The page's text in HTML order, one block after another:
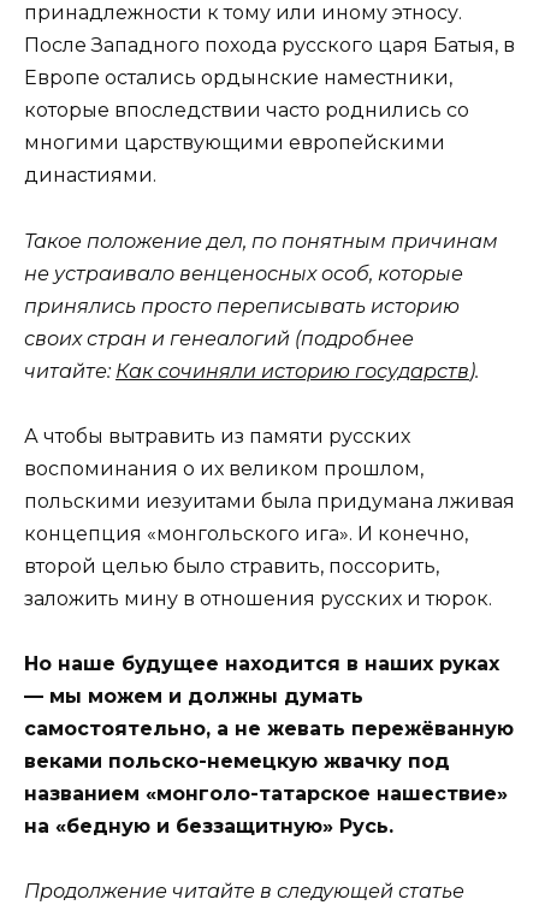
принадлежности к тому или иному этносу.
После Западного похода русского царя Батыя, в
Европе остались ордынские наместники,
которые впоследствии часто роднились со
многими царствующими европейскими
династиями.
Такое положение дел, по понятным причинам
не устраивало венценосных особ, которые
принялись просто переписывать историю
своих стран и генеалогий (подробнее
читайте: Как сочиняли историю государств).
А чтобы вытравить из памяти русских
воспоминания о их великом прошлом,
польскими иезуитами была придумана лживая
концепция «монгольского ига». И конечно,
второй целью было стравить, поссорить,
заложить мину в отношения русских и тюрок.
Но наше будущее находится в наших руках
— мы можем и должны думать
самостоятельно, а не жевать пережёванную
веками польско-немецкую жвачку под
названием «монголо-татарское нашествие»
на «бедную и беззащитную» Русь.
Продолжение читайте в следующей статье